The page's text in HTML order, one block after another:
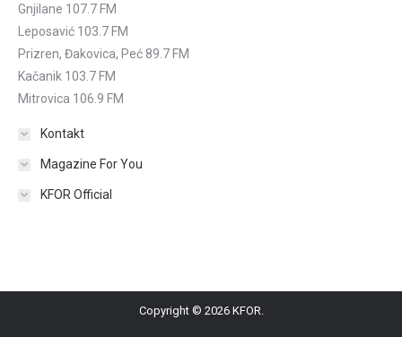
Gnjilane 107.7 FM
Leposavić 103.7 FM
Prizren, Đakovica, Peć 89.7 FM
Kačanik 103.7 FM
Mitrovica 106.9 FM
Kontakt
Magazine For You
KFOR Official
Copyright © 2026 KFOR.